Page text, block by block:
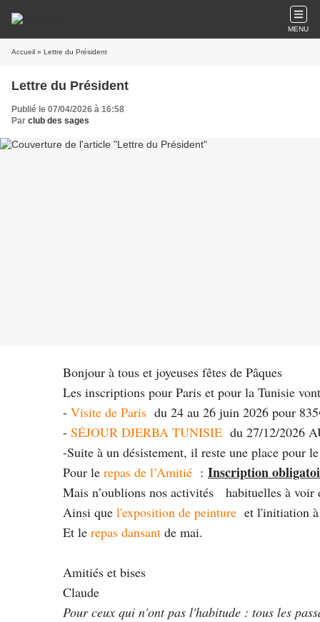
MENU
Accueil » Lettre du Président
Lettre du Président
Publié le 07/04/2026 à 16:58
Par club des sages
Bonjour à tous et joyeuses fêtes de Pâques
Les inscriptions pour Paris et pour la Tunisie
- Visite de Paris du 24 au 26 juin 2026 pour
- SÉJOUR DJERBA TUNISIE du 27/12/2026
-Suite à un désistement, il reste une place pour
Pour le repas de l’Amitié : Inscription
Mais n’oublions nos activités habituelles à voir
Ainsi que l'exposition de peinture et l'initiation
Et le repas dansant de mai.
Amitiés et bises
Claude
Pour ceux qui n'ont pas l'habitude : tous les